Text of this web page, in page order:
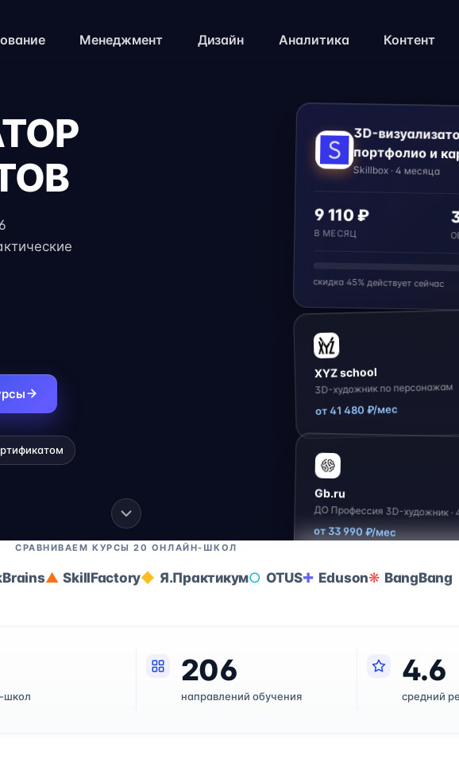
Менеджмент Дизайн Аналитика Контент
найти
3D-
портфолио и
Skillbox · 4 месяца
9 110 ₽
В МЕСЯЦ
скидка 45% действует сейчас
XYZ school
3D-художник по персонажам
от 41 480 ₽/мес
Gb.ru
ДО Профессия 3D-художник ·
от 33 990 ₽/мес
СРАВНИВАЕМ КУРСЫ 20 ОНЛАЙН-ШКОЛ
SkillFactory Я.Практикум OTUS Eduson BangBang
школ
206
направлений обучения
4.6
средний